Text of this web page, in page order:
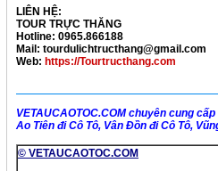
LIÊN HỆ:
TOUR TRỰC THĂNG
Hotline: 0965.866188
Mail: tourdulichtructhang@gmail.com
Web: https://Tourtructhang.com
VETAUCAOTOC.COM chuyên cung cấp
Ao Tiên đi Cô Tô, Vân Đồn đi Cô Tô,
© VETAUCAOTOC.COM